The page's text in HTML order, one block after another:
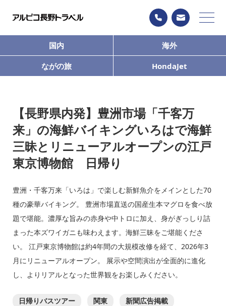
国内 海外
ながの旅 HondaJet
【長野県内発】豊洲市場「千客万
来」の海鮮バイキングいろはで海鮮
三昧とリニューアルオープンの江戸
東京博物館 日帰り
豊洲・千客万来「いろは」で楽しむ新鮮魚介をメインとした70
種の豪華バイキング。 豊洲市場直送の国産生本マグロを食べ放
題で堪能。濃厚な旨みの赤身や中トロに加え、身がぎっしり詰
まった本ズワイガニも味わえます。海鮮三昧をご堪能くださ
い。 江戸東京博物館は約4年間の大規模改修を経て、2026年3
月にリニューアルオープン。 展示や空間演出が全面的に進化
し、よりリアルとなった世界観をお楽しみください。
日帰りバスツアー 関東
新聞広告掲載